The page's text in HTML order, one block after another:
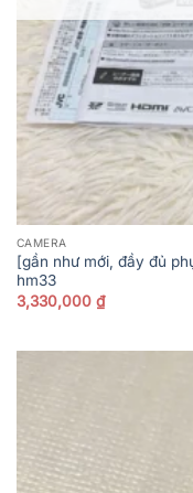
CAMERA
[gần như mới, đầy đủ
hm33
3,330,000 ₫